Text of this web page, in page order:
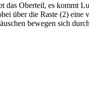
Oberteil, es kommt
über die Raste (2)
bewegen sich